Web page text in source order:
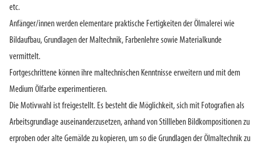
etc.
Anfänger/innen werden elementare praktische Fertigkeiten der Ölmalerei wie
Bildaufbau, Grundlagen der Maltechnik, Farbenlehre sowie Materialkunde
vermittelt.
Fortgeschrittene können ihre maltechnischen Kenntnisse erweitern und mit dem
Medium Ölfarbe experimentieren.
Die Motivwahl ist freigestellt. Es besteht die Möglichkeit, sich mit Fotografien als
Arbeitsgrundlage auseinanderzusetzen, anhand von Stillleben Bildkompositionen zu
erproben oder alte Gemälde zu kopieren, um so die Grundlagen der Ölmaltechnik zu